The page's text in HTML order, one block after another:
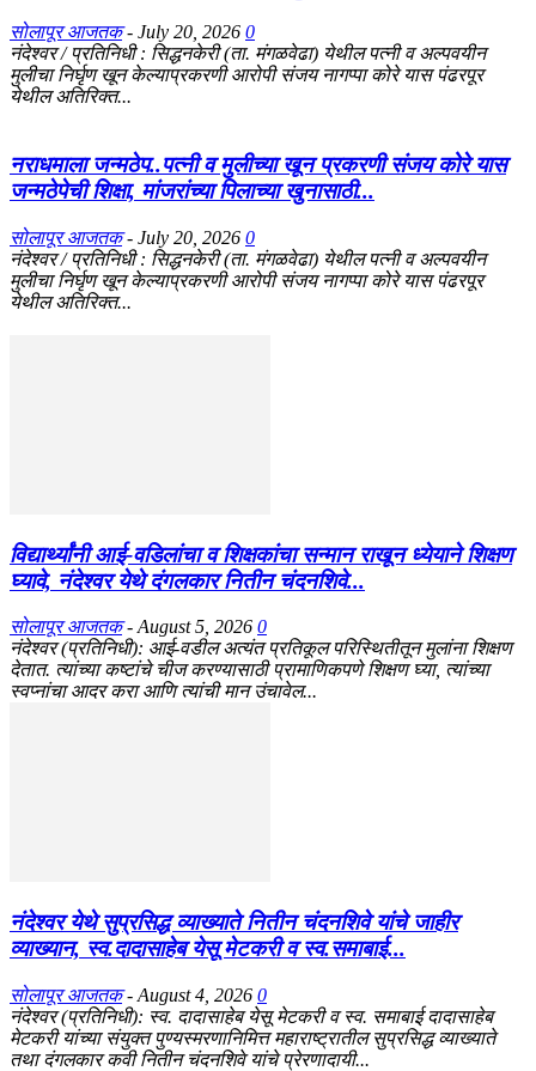
सोलापूर आजतक - July 20, 2026 0
नंदेश्वर / प्रतिनिधी : सिद्धनकेरी (ता. मंगळवेढा) येथील पत्नी व अल्पवयीन
मुलीचा निर्घृण खून केल्याप्रकरणी आरोपी संजय नागप्पा कोरे यास पंढरपूर
येथील अतिरिक्त...
नराधमाला जन्मठेप..पत्नी व मुलीच्या खून प्रकरणी संजय कोरे यास
जन्मठेपेची शिक्षा, मांजरांच्या पिलाच्या खुनासाठी...
सोलापूर आजतक - July 20, 2026 0
नंदेश्वर / प्रतिनिधी : सिद्धनकेरी (ता. मंगळवेढा) येथील पत्नी व अल्पवयीन
मुलीचा निर्घृण खून केल्याप्रकरणी आरोपी संजय नागप्पा कोरे यास पंढरपूर
येथील अतिरिक्त...
विद्यार्थ्यांनी आई-वडिलांचा व शिक्षकांचा सन्मान राखून ध्येयाने शिक्षण
घ्यावे, नंदेश्वर येथे दंगलकार नितीन चंदनशिवे...
सोलापूर आजतक - August 5, 2026 0
नंदेश्वर (प्रतिनिधी): आई-वडील अत्यंत प्रतिकूल परिस्थितीतून मुलांना शिक्षण
देतात. त्यांच्या कष्टांचे चीज करण्यासाठी प्रामाणिकपणे शिक्षण घ्या, त्यांच्या
स्वप्नांचा आदर करा आणि त्यांची मान उंचावेल...
नंदेश्वर येथे सुप्रसिद्ध व्याख्याते नितीन चंदनशिवे यांचे जाहीर
व्याख्यान, स्व.दादासाहेब येसू मेटकरी व स्व.समाबाई...
सोलापूर आजतक - August 4, 2026 0
नंदेश्वर (प्रतिनिधी): स्व. दादासाहेब येसू मेटकरी व स्व. समाबाई दादासाहेब
मेटकरी यांच्या संयुक्त पुण्यस्मरणानिमित्त महाराष्ट्रातील सुप्रसिद्ध व्याख्याते
तथा दंगलकार कवी नितीन चंदनशिवे यांचे प्रेरणादायी...